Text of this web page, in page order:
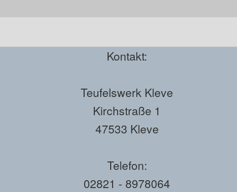
Kontakt:
Teufelswerk Kleve
Kirchstraße 1
47533 Kleve
Telefon:
02821 - 8978064